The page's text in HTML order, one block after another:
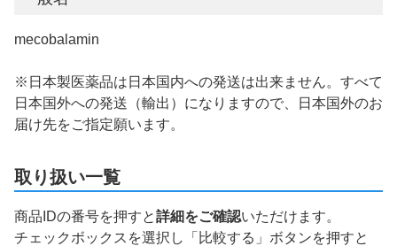
mecobalamin
※日本製医薬品は日本国内への発送は出来ません。すべて
日本国外への発送（輸出）になりますので、日本国外のお
届け先をご指定願います。
取り扱い一覧
商品IDの番号を押すと詳細をご確認いただけます。
チェックボックスを選択し「比較する」ボタンを押すと